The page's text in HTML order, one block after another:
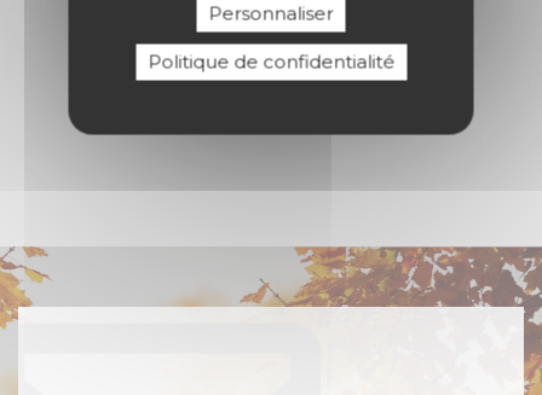
Personnaliser
Politique de confidentialité